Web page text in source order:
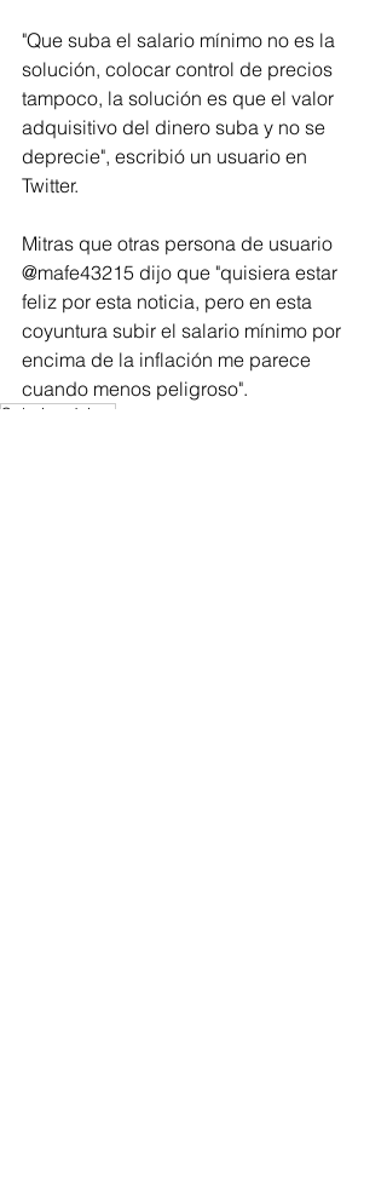
"Que suba el salario mínimo no es la
solución, colocar control de precios
tampoco, la solución es que el valor
adquisitivo del dinero suba y no se
deprecie", escribió un usuario en
Twitter.
Mitras que otras persona de usuario
@mafe43215 dijo que "quisiera estar
feliz por esta noticia, pero en esta
coyuntura subir el salario mínimo por
encima de la inflación me parece
cuando menos peligroso".
Salario mínimo